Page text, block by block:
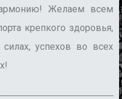
Желаем всем
крепкого здоровья,
успехов во всех